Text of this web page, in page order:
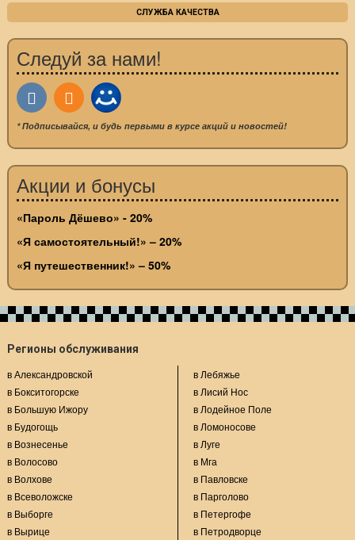
СЛУЖБА КАЧЕСТВА
Следуй за нами!
* Подписывайся, и будь первыми в курсе акций и новостей!
Акции и бонусы
«Пароль Дёшево» - 20%
«Я самостоятельный!» – 20%
«Я путешественник!» – 50%
Регионы обслуживания
в Александровской
в Бокситогорске
в Большую Ижору
в Будогощь
в Вознесенье
в Волосово
в Волхове
в Всеволожске
в Выборге
в Вырице
в Лебяжье
в Лисий Нос
в Лодейное Поле
в Ломоносове
в Луге
в Мга
в Павловске
в Парголово
в Петергофе
в Петродворце